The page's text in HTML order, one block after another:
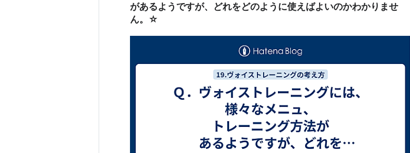
があるようですが、どれをどのように使えばよいのかわかりませ
ん。☆